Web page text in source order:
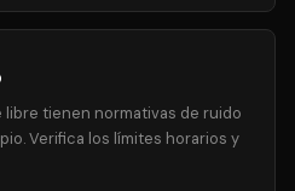
libre tienen normativas de ruido
Verifica los límites horarios y